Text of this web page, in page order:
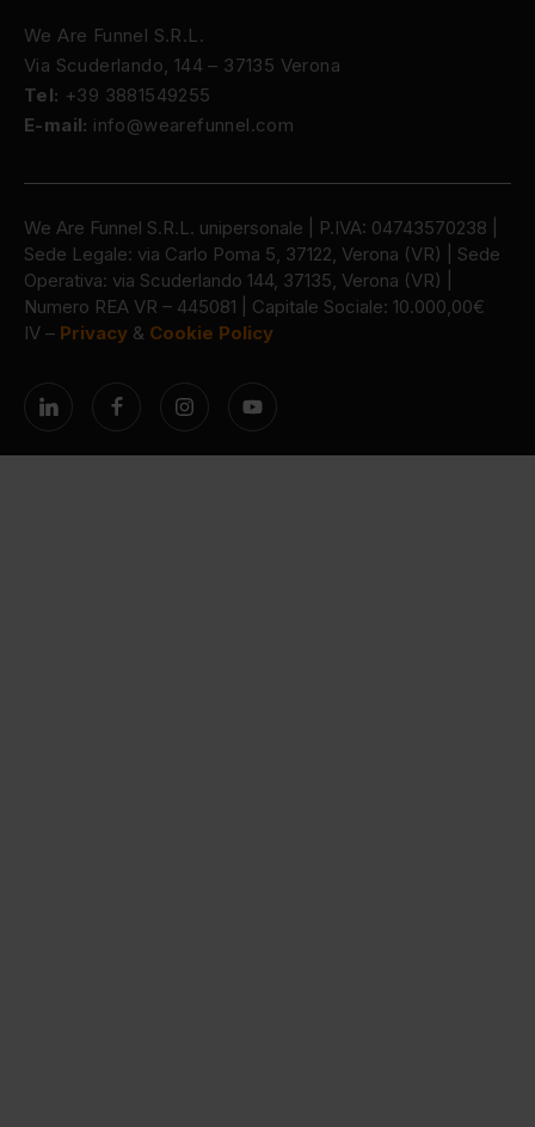
We Are Funnel S.R.L.
Via Scuderlando, 144 – 37135 Verona
Tel: +39 3881549255
E-mail: info@wearefunnel.com
We Are Funnel S.R.L. unipersonale | P.IVA: 04743570238 |
Sede Legale: via Carlo Poma 5, 37122, Verona (VR) | Sede
Operativa: via Scuderlando 144, 37135, Verona (VR) |
Numero REA VR – 445081 | Capitale Sociale: 10.000,00€
IV – Privacy & Cookie Policy